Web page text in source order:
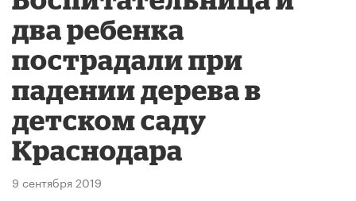
два ребенка
пострадали при
падении дерева в
детском саду
Краснодара
9 сентября 2019